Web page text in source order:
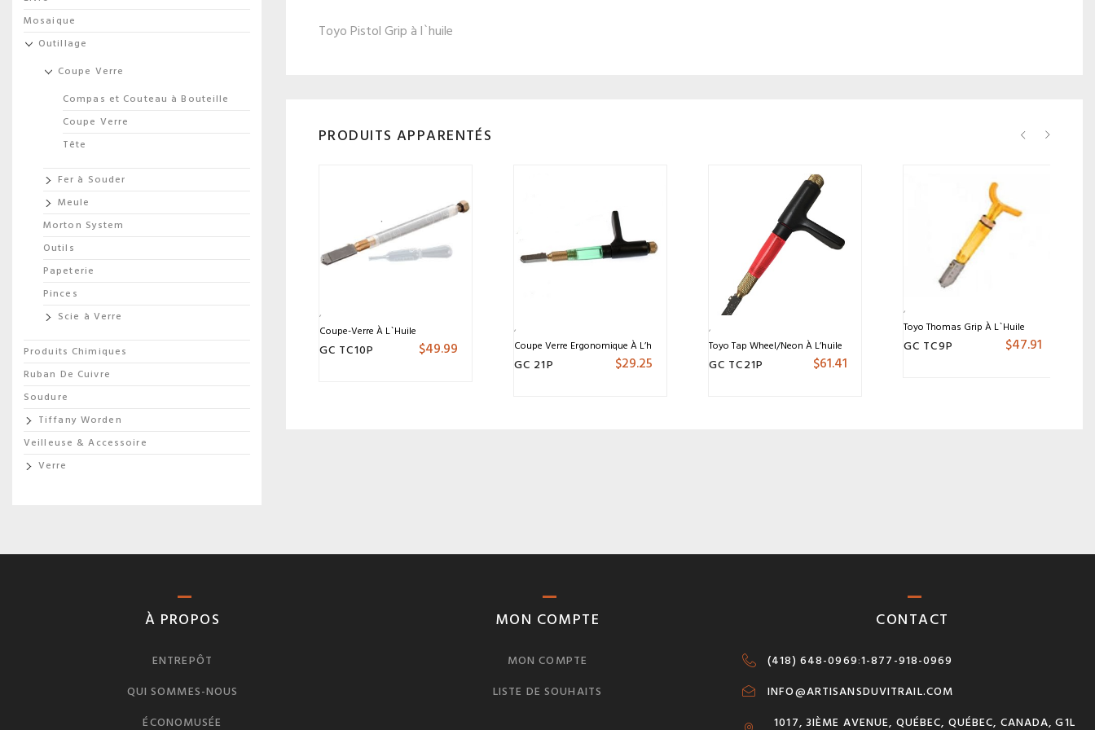
Toyo Pistol Grip à l`huile
PRODUITS APPARENTÉS
Coupe-Verre À L`huile
GC TC10P $49.99 Coupe Verre Ergonomique À L’huile Avec Appuie
GC 21P $29.25
Toyo Tap Wheel/Neon À L’huile
GC TC21P $61.41
Toyo Thomas Grip À L`huile
GC TC9P $47.91
Mosaique
Outillage
Coupe Verre
Compas et Couteau à Bouteille
Coupe Verre
Tête
Fer à Souder
Meule
Morton System
Outils
Papeterie
Pinces
Scie à Verre
Produits Chimiques
Ruban De Cuivre
Soudure
Tiffany Worden
Veilleuse & Accessoire
Verre
À PROPOS
ENTREPÔT
QUI SOMMES-NOUS
ÉCONOMUSÉE
MON COMPTE
MON COMPTE
LISTE DE SOUHAITS
CONTACT
(418) 648-0969:1-877-918-0969
INFO@ARTISANSDUVITRAIL.COM
1017, 3IÈME AVENUE, QUÉBEC, QUÉBEC, CANADA, G1L